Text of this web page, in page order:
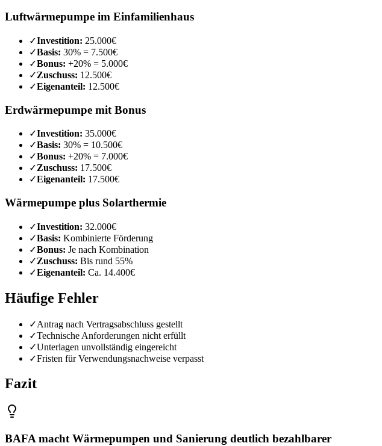
Luftwärmepumpe im Einfamilienhaus
✓Investition: 25.000€
✓Basis: 30% = 7.500€
✓Bonus: +20% = 5.000€
✓Zuschuss: 12.500€
✓Eigenanteil: 12.500€
Erdwärmepumpe mit Bonus
✓Investition: 35.000€
✓Basis: 30% = 10.500€
✓Bonus: +20% = 7.000€
✓Zuschuss: 17.500€
✓Eigenanteil: 17.500€
Wärmepumpe plus Solarthermie
✓Investition: 32.000€
✓Basis: Kombinierte Förderung
✓Bonus: Je nach Kombination
✓Zuschuss: Bis rund 55%
✓Eigenanteil: Ca. 14.400€
Häufige Fehler
✓Antrag nach Vertragsabschluss gestellt
✓Technische Anforderungen nicht erfüllt
✓Unterlagen unvollständig eingereicht
✓Fristen für Verwendungsnachweise verpasst
Fazit
BAFA macht Wärmepumpen und Sanierung deutlich bezahlbarer